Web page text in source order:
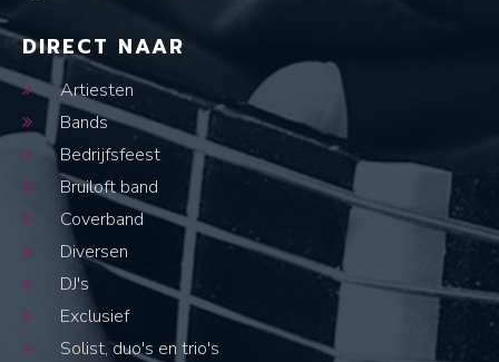
DIRECT NAAR
Artiesten
Bands
Bedrijfsfeest
Bruiloft band
Coverband
Diversen
DJ's
Exclusief
Solist, duo's en trio's